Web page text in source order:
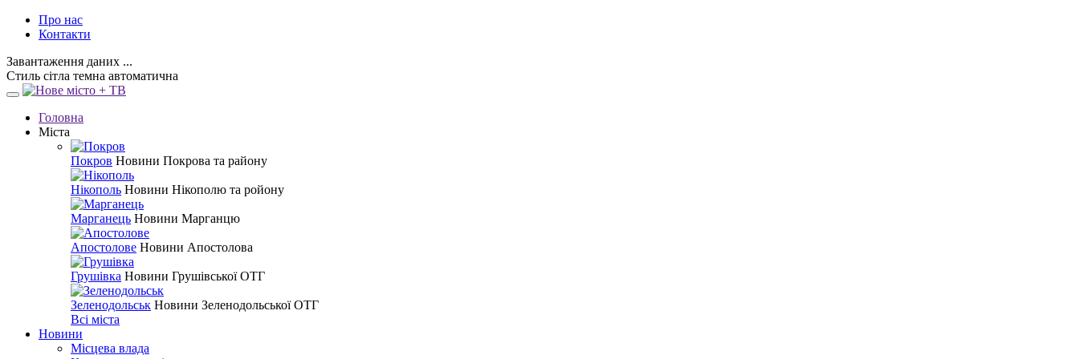
Про нас
Контакти
Завантаження даних ...
Стиль сітла темна автоматична
Головна
Міста
Покров Новини Покрова та району
Нікополь Новини Нікополю та ройону
Марганець Новини Марганцю
Апостолове Новини Апостолова
Грушівка Новини Грушівської ОТГ
Зеленодольськ Новини Зеленодольської ОТГ
Всі міста
Новини
Місцева влада